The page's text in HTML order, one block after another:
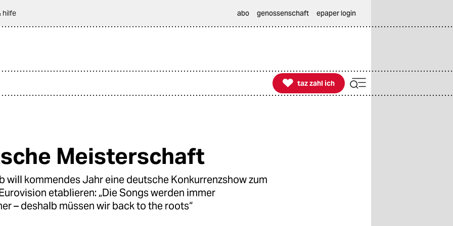
hilfe abo genossenschaft epaper login

taz zahl ich
taz zahl ich
Meisterschaft
will kommendes Jahr eine deutsche Konkurrenzshow zum
etablieren: „Die Songs werden immer
– deshalb müssen wir back to the roots“